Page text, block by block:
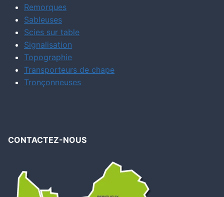
Remorques
Sableuses
Scies sur table
Signalisation
Topographie
Transporteurs de chape
Tronçonneuses
CONTACTEZ-NOUS